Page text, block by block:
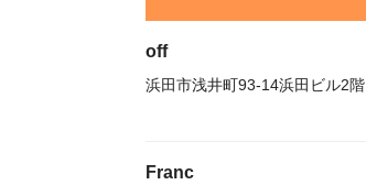
off
浜田市浅井町93-14浜田ビル2階
Franc